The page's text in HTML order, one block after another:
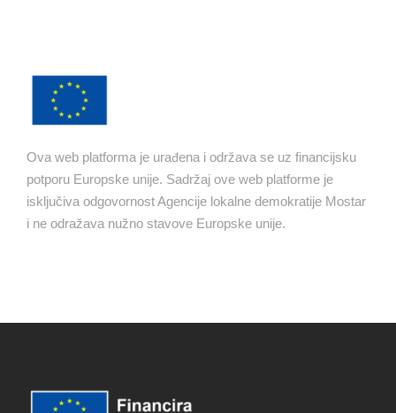
Ova web platforma je urađena i održava se uz financijsku
potporu Europske unije. Sadržaj ove web platforme je
isključiva odgovornost Agencije lokalne demokratije Mostar
i ne odražava nužno stavove Europske unije.